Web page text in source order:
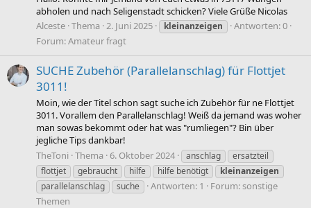
abholen und nach Seligenstadt schicken? Viele Grüße Nicolas
Alceste Thema 2. Juni 2025 kleinanzeigen
Antworten: 0
Forum:Amateur fragt
SUCHE Zubehör (Parallelanschlag) für Flottjet
3011!
Moin, wie der Titel schon sagt suche ich Zubehör für ne Flottjet
3011. Vorallem den Parallelanschlag! Weiß da jemand was woher
man sowas bekommt oder hat was "rumliegen"? Bin über
jegliche Tips dankbar!
TheToni Thema 6. Oktober 2024 anschlag
ersatzteil
flottjet
gebraucht hilfe hilfe benötigt
kleinanzeigen
parallelanschlag
suche Antworten: 1 Forum:sonstige
Themen